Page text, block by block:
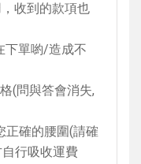
收到的款項也
下單喲/造成不
(問與答會消失,
正確的腰圍(請確
行吸收運費